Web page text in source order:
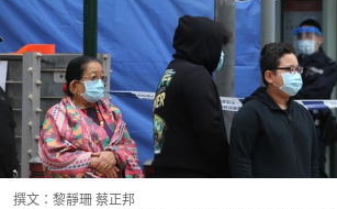
撰文： 黎靜珊 蔡正邦